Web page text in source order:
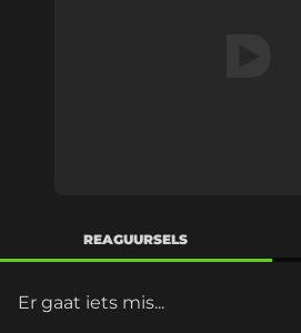
REAGUURSELS
Er gaat iets mis...